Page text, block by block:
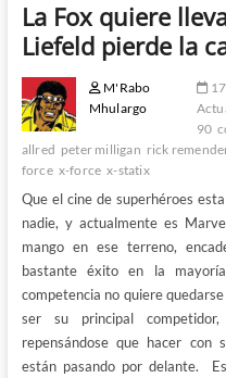
La Fox quiere
Liefeld pierde la
M'Rabo
Mhulargo
90
allred peter milligan rick
force x-force x-statix
Que el cine de superhéroes
nadie, y actualmente es
mango en ese terreno,
bastante éxito en la
competencia no quiere
ser su principal
repensándose que hacer con
están pasando por delante.